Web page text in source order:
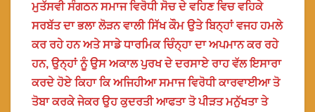
ਮੁਤੱਸਵੀ ਸੰਗਠਨ ਸਮਾਜ ਵਿਰੋਧੀ ਸੋਚ ਦੇ ਵਹਿਣ ਵਿਚ ਵਹਿਕੇ
ਸਰਬੱਤ ਦਾ ਭਲਾ ਲੋੜਨ ਵਾਲੀ ਸਿੱਖ ਕੌਮ ਉਤੇ ਬਿਨ੍ਹਾਂ ਵਜਹ ਹਮਲੇ
ਕਰ ਰਹੇ ਹਨ ਅਤੇ ਸਾਡੇ ਧਾਰਮਿਕ ਚਿੰਨ੍ਹਾ ਦਾ ਅਪਮਾਨ ਕਰ ਰਹੇ
ਹਨ, ਉਨ੍ਹਾਂ ਨੂੰ ਉਸ ਅਕਾਲ ਪੁਰਖ ਦੇ ਦਰਸਾਏ ਰਾਹ ਵੱਲ ਇਸਾਰਾ
ਕਰਦੇ ਹੋਏ ਕਿਹਾ ਕਿ ਅਜਿਹੀਆ ਸਮਾਜ ਵਿਰੋਧੀ ਕਾਰਵਾਈਆ ਤੋ
ਤੋਬਾ ਕਰਕੇ ਜੇਕਰ ਉਹ ਕੁਦਰਤੀ ਆਫਤਾ ਤੋ ਪੀੜਤ ਮਨੁੱਖਤਾ ਤੇ